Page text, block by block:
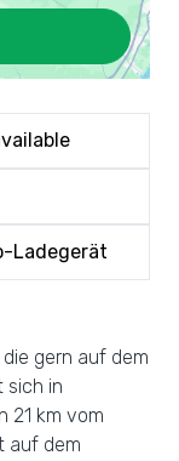
Ladegerät
gern auf dem
sich in
21 km vom
auf dem